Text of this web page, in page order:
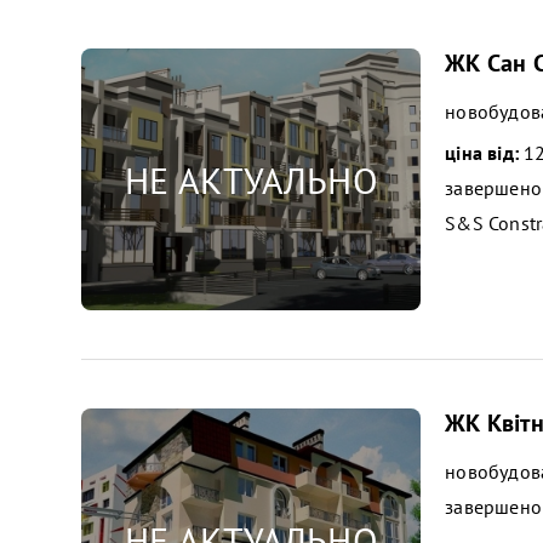
ЖК Сан
ціна від:
завершено
S&S
ЖК
завершено